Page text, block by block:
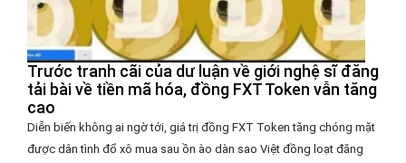
Trước tranh cãi của dư luận về giới nghệ sĩ đăng
tải bài về tiền mã hóa, đồng FXT Token vẫn tăng
cao
Diễn biến không ai ngờ tới, giá trị đồng FXT Token tăng chóng mặt
được dân tình đổ xô mua sau ồn ào dàn sao Việt đồng loạt đăng